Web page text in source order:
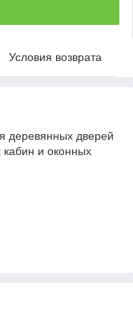
Условия возврата
деревянных дверей
и оконных